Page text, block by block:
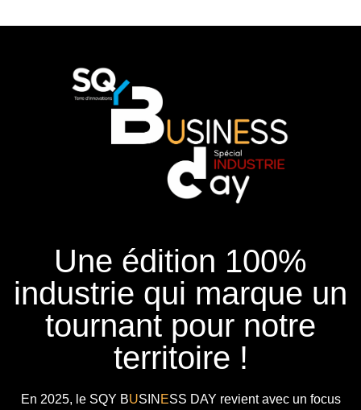
Une édition 100%
industrie qui marque un
tournant pour notre
territoire !
En 2025, le SQY BUSIN ESS DAY revient avec un focus